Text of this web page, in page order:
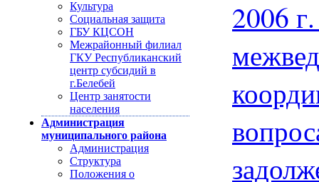
Культура
Социальная защита
ГБУ КЦСОН
Межрайонный филиал
ГКУ Республиканский
центр субсидий в
г.Белебей
Центр занятости
населения
Администрация
муниципального района
Администрация
Структура
Положения о
2006